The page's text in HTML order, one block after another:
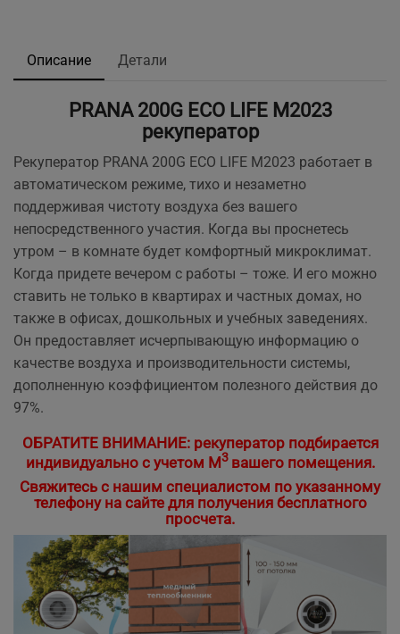
Описание Детали
PRANA 200G ECO LIFE M2023
рекуператор
Рекуператор PRANA 200G ECO LIFE M2023 работает в
автоматическом режиме, тихо и незаметно
поддерживая чистоту воздуха без вашего
непосредственного участия. Когда вы проснетесь
утром – в комнате будет комфортный микроклимат.
Когда придете вечером с работы – тоже. И его можно
ставить не только в квартирах и частных домах, но
также в офисах, дошкольных и учебных заведениях.
Он предоставляет исчерпывающую информацию о
качестве воздуха и производительности системы,
дополненную коэффициентом полезного действия до
97%.
ОБРАТИТЕ ВНИМАНИЕ: рекуператор подбирается
индивидуально с учетом М3 вашего помещения.
Свяжитесь с нашим специалистом по указанному
телефону на сайте для получения бесплатного
просчета.